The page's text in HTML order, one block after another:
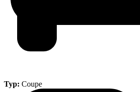
Typ: Coupe